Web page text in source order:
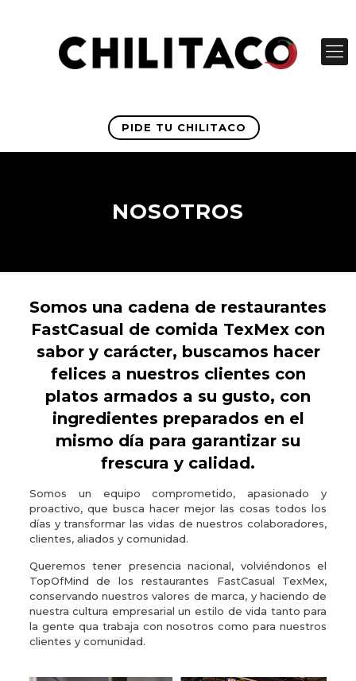
PIDE TU CHILITACO
NOSOTROS
Somos una cadena de restaurantes
FastCasual de comida TexMex con
sabor y carácter, buscamos hacer
felices a nuestros clientes con
platos armados a su gusto, con
ingredientes preparados en el
mismo día para garantizar su
frescura y calidad.
Somos un equipo comprometido, apasionado y
proactivo, que busca hacer mejor las cosas todos los
días y transformar las vidas de nuestros colaboradores,
clientes, aliados y comunidad.
Queremos tener presencia nacional, volviéndonos el
TopOfMind de los restaurantes FastCasual TexMex,
conservando nuestros valores de marca, y haciendo de
nuestra cultura empresarial un estilo de vida tanto para
la gente qua trabaja con nosotros como para nuestros
clientes y comunidad.